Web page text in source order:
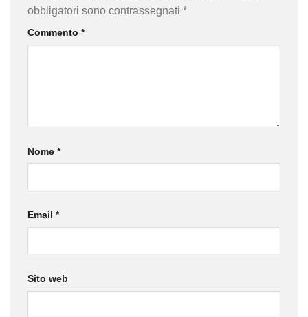
obbligatori sono contrassegnati *
Commento *
Nome *
Email *
Sito web